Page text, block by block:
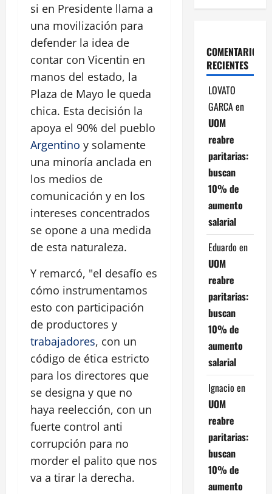
si en Presidente llama a
una movilización para
defender la idea de
contar con Vicentin en
manos del estado, la
Plaza de Mayo le queda
chica. Esta decisión la
apoya el 90% del pueblo
Argentino y solamente
una minoría anclada en
los medios de
comunicación y en los
intereses concentrados
se opone a una medida
de esta naturaleza.
Y remarcó, "el desafío es
cómo instrumentamos
esto con participación
de productores y
trabajadores, con un
código de ética estricto
para los directores que
se designa y que no
haya reelección, con un
fuerte control anti
corrupción para no
morder el palito que nos
va a tirar la derecha.
COMENTARIOS
RECIENTES
LOVATO
GARCAen
UOM
reabre
paritarias:
buscan
10% de
aumento
salarial
Eduardo en
UOM
reabre
paritarias:
buscan
10% de
aumento
salarial
Ignacio en
UOM
reabre
paritarias:
buscan
10% de
aumento